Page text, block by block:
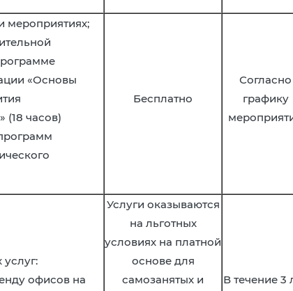
мероприятиях;
«Основы
(18 часов)
Бесплатно
Согласно
графику
офисов на
Услуги оказываются
на льготных
условиях на платной
основе для
самозанятых и
В течение 3